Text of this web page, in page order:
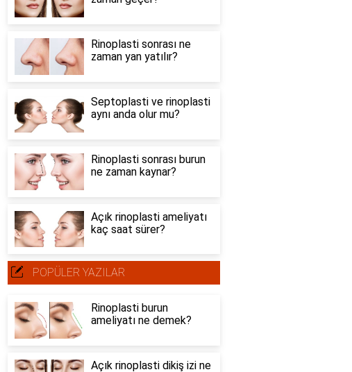
Rinoplasti sonrası ne
zaman yan yatılır?
Septoplasti ve rinoplasti
aynı anda olur mu?
Rinoplasti sonrası burun
ne zaman kaynar?
Açık rinoplasti ameliyatı
kaç saat sürer?
POPÜLER YAZILAR
Rinoplasti burun
ameliyatı ne demek?
Açık rinoplasti dikiş izi ne